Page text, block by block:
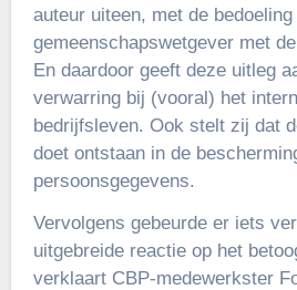
auteur uiteen, met de bedoeling
gemeenschapswetgever met
En daardoor geeft deze uitleg
verwarring bij (vooral) het
bedrijfsleven. Ook stelt zij dat
doet ontstaan in de
persoonsgegevens.
Vervolgens gebeurde er iets
uitgebreide reactie op het
verklaart CBP-medewerkster